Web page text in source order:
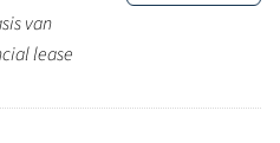
van
lease